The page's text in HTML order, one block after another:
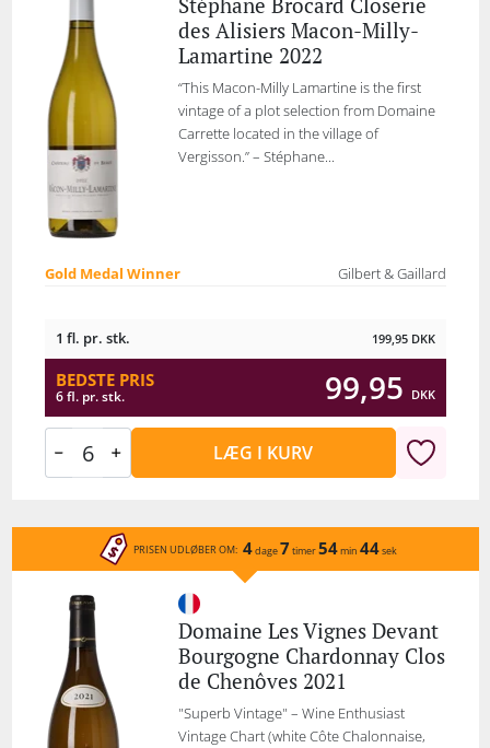
des Alisiers Macon-Milly-
Lamartine 2022
“This Macon-Milly Lamartine is the first
vintage of a plot selection from Domaine
Carrette located in the village of
Vergisson.” – Stéphane...
Gold Medal Winner Gilbert & Gaillard
1 fl. pr. stk. 199,95 DKK
BEDSTE PRIS
6 fl. pr. stk. 99,95 DKK
LÆG I KURV
PRISEN UDLØBER OM: 4dage7 timer54min 44sek
Domaine Les Vignes Devant
Bourgogne Chardonnay Clos
de Chenôves 2021
"Superb Vintage" – Wine Enthusiast
Vintage Chart (white Côte Chalonnaise,